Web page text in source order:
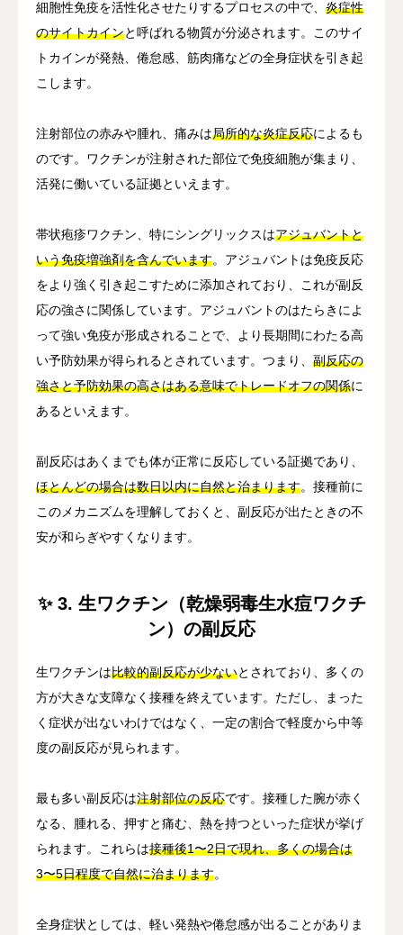
細胞性免疫を活性化させたりするプロセスの中で、 炎症性
のサイトカインと呼ばれる物質が分泌されます。このサイ
トカインが発熱、倦怠感、筋肉痛などの全身症状を引き起
こします。
注射部位の赤みや腫れ、痛みは局所的な炎症反応によるも
のです。ワクチンが注射された部位で免疫細胞が集まり、
活発に働いている証拠といえます。
帯状疱疹ワクチン、特にシングリックスはアジュバントと
いう免疫増強剤を含んでいます。アジュバントは免疫反応
をより強く引き起こすために添加されており、これが副反
応の強さに関係しています。アジュバントのはたらきによ
って強い免疫が形成されることで、より長期間にわたる高
い予防効果が得られるとされています。つまり、 副反応の
強さと予防効果の高さはある意味でトレードオフの関係に
あるといえます。
副反応はあくまでも体が正常に反応している証拠であり、
ほとんどの場合は数日以内に自然と治まります。接種前に
このメカニズムを理解しておくと、副反応が出たときの不
安が和らぎやすくなります。
✨ 3. 生ワクチン（乾燥弱毒生水痘ワクチ
ン）の副反応
生ワクチンは比較的副反応が少ないとされており、多くの
方が大きな支障なく接種を終えています。ただし、まった
く症状が出ないわけではなく、一定の割合で軽度から中等
度の副反応が見られます。
最も多い副反応は注射部位の反応です。接種した腕が赤く
なる、腫れる、押すと痛む、熱を持つといった症状が挙げ
られます。これらは接種後1〜2日で現れ、多くの場合は
3〜5日程度で自然に治まります。
全身症状としては、軽い発熱や倦怠感が出ることがありま